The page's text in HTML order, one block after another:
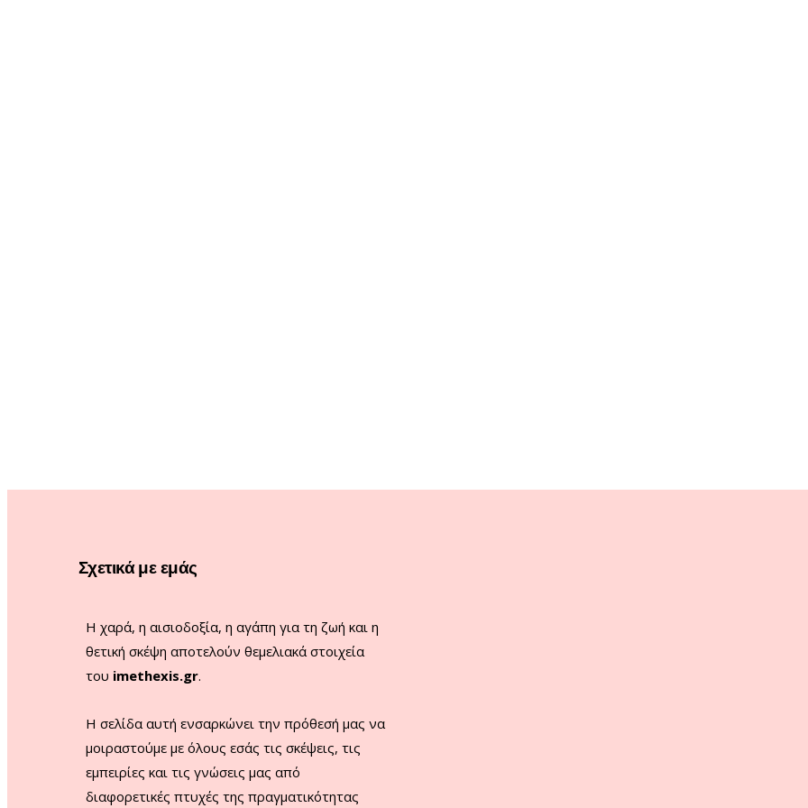
Σχετικά με εμάς
Η χαρά, η αισιοδοξία, η αγάπη για τη ζωή και η
θετική σκέψη αποτελούν θεμελιακά στοιχεία
του imethexis.gr.
H σελίδα αυτή ενσαρκώνει την πρόθεσή μας να
μοιραστούμε με όλους εσάς τις σκέψεις, τις
εμπειρίες και τις γνώσεις μας από
διαφορετικές πτυχές της πραγματικότητας